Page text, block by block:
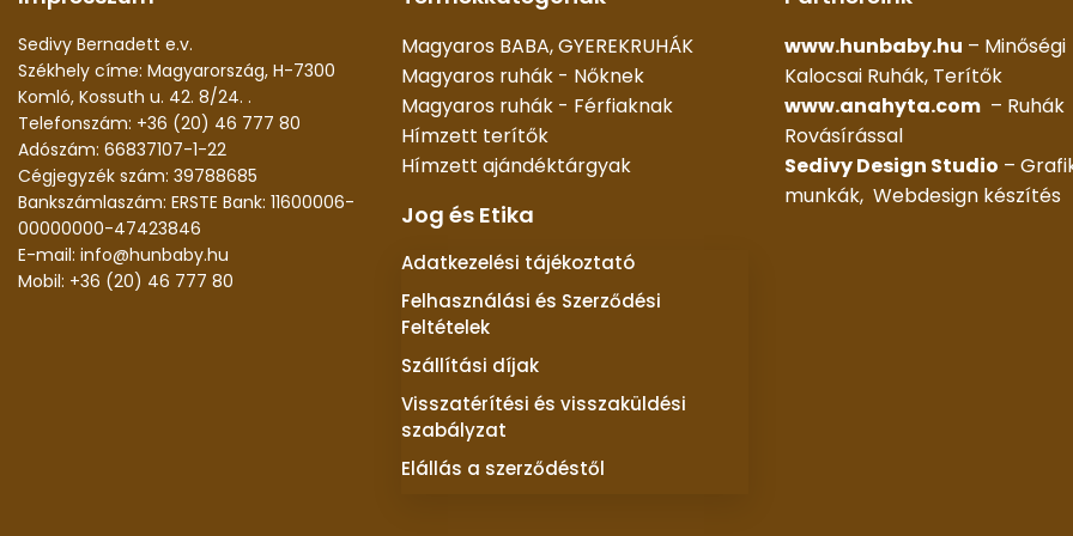
Sedivy Bernadett e.v.
Székhely címe: Magyarország, H-7300
Komló, Kossuth u. 42. 8/24. .
Telefonszám: +36 (20) 46 777 80
Adószám: 66837107-1-22
Cégjegyzék szám: 39788685
Bankszámlaszám: ERSTE Bank: 11600006-
00000000-47423846
E-mail: info@hunbaby.hu
Mobil: +36 (20) 46 777 80
Magyaros BABA, GYEREKRUHÁK
Magyaros ruhák - Nőknek
Magyaros ruhák - Férfiaknak
Hímzett terítők
Hímzett ajándéktárgyak
Jog és Etika
Adatkezelési tájékoztató
Felhasználási és Szerződési
Feltételek
Szállítási díjak
Visszatérítési és visszaküldési
szabályzat
Elállás a szerződéstől
www.hunbaby.hu – Minőségi
Kalocsai Ruhák, Terítők
www.anahyta.com – Ruhák
Rovásírással
Sedivy Design Studio –
munkák, Webdesign készítés